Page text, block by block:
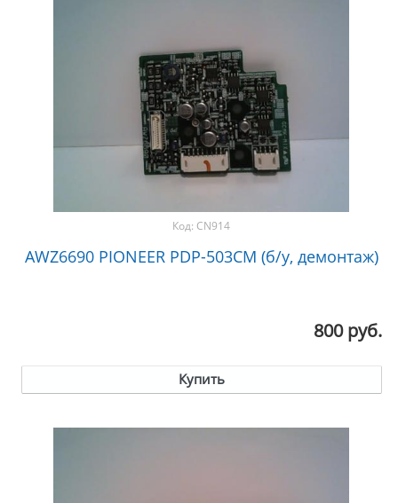
Код: CN914
AWZ6690 PIONEER PDP-503CM (б/у, демонтаж)
800 руб.
Купить